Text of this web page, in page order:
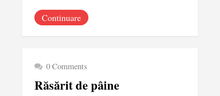
Continuare
0 Comments
Răsărit de pâine